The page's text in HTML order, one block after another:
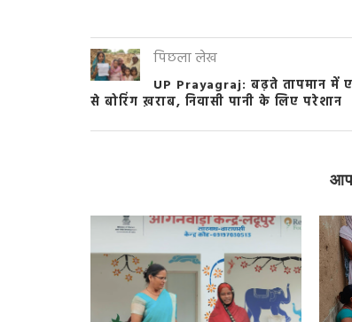
पिछला लेख
UP Prayagraj: बढ़ते तापमान में
से बोरिंग ख़राब, निवासी पानी के लिए परेशान